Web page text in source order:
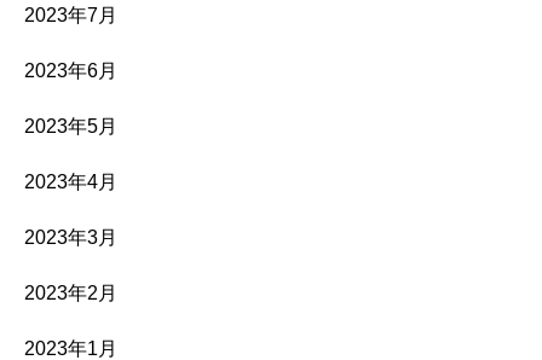
2023年7月
2023年6月
2023年5月
2023年4月
2023年3月
2023年2月
2023年1月